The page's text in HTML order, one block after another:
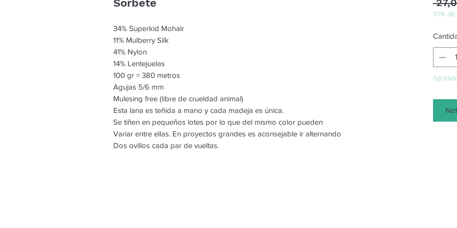
Sorbete
34% Superkid Mohair
11% Mulberry Silk
41% Nylon
14% Lentejuelas
100 gr = 380 metros
Agujas 5/6 mm
Mulesing free (libre de crueldad animal)
Esta lana es teñida a mano y cada madeja es única.
Se tiñen en pequeños lotes por lo que del mismo color pueden
Variar entre ellas. En proyectos grandes es aconsejable ir alternando
Dos ovillos cada par de vueltas.
10%